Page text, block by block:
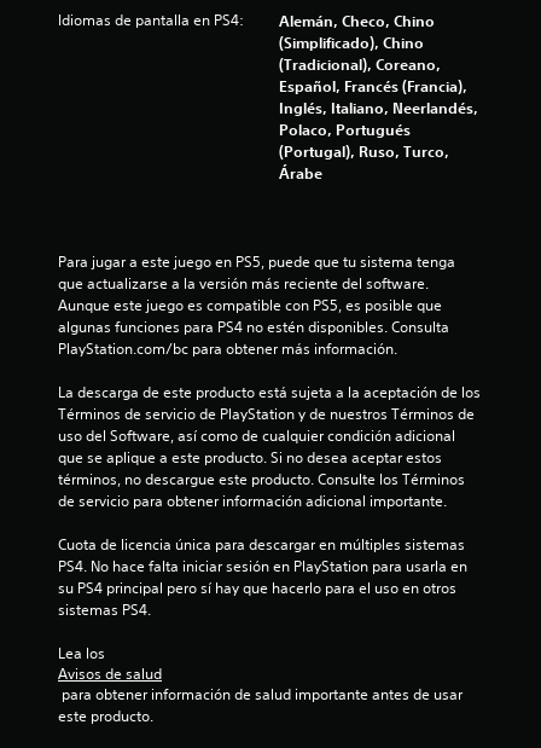
c
i
o
Idiomas de pantalla en PS4:
Alemán, Checo, Chino
(Simplificado), Chino
(Tradicional), Coreano,
Español, Francés (Francia),
Inglés, Italiano, Neerlandés,
Polaco, Portugués
(Portugal), Ruso, Turco,
Árabe
Para jugar a este juego en PS5, puede que tu sistema tenga
que actualizarse a la versión más reciente del software.
Aunque este juego es compatible con PS5, es posible que
algunas funciones para PS4 no estén disponibles. Consulta
PlayStation.com/bc para obtener más información.
La descarga de este producto está sujeta a la aceptación de los
Términos de servicio de PlayStation y de nuestros Términos de
uso del Software, así como de cualquier condición adicional
que se aplique a este producto. Si no desea aceptar estos
términos, no descargue este producto. Consulte los Términos
de servicio para obtener información adicional importante.
Cuota de licencia única para descargar en múltiples sistemas
PS4. No hace falta iniciar sesión en PlayStation para usarla en
su PS4 principal pero sí hay que hacerlo para el uso en otros
sistemas PS4.
Lea los
Avisos de salud
este producto.